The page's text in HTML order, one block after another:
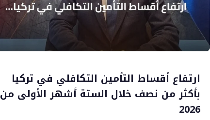
ارتفاع أقساط التأمين التكافلي في تركيا
بأكثر من نصف خلال الستة أشهر الأولى من
2026